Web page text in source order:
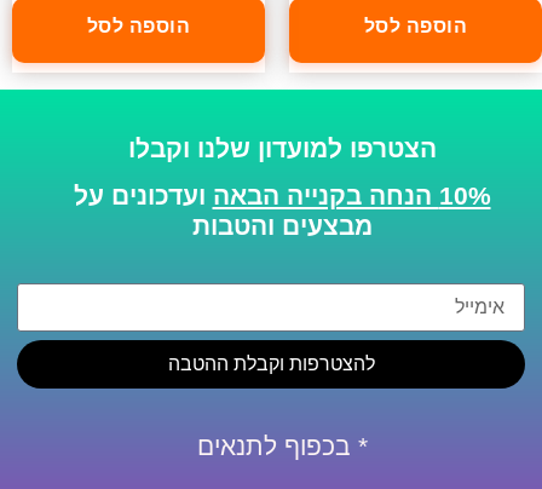
הוספה לסל הוספה לסל
הצטרפו למועדון שלנו וקבלו
10% הנחה בקנייה הבאה
ועדכונים על
מבצעים והטבות
להצטרפות וקבלת ההטבה
* בכפוף לתנאים